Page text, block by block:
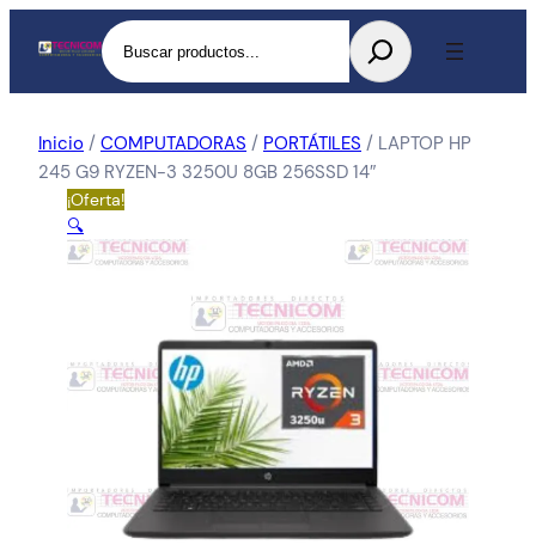
Buscar
Inicio / COMPUTADORAS / PORTÁTILES / LAPTOP HP
245 G9 RYZEN-3 3250U 8GB 256SSD 14″
¡Oferta!
🔍